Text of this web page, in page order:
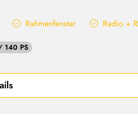
Rahmenfenster Radio +
140 PS